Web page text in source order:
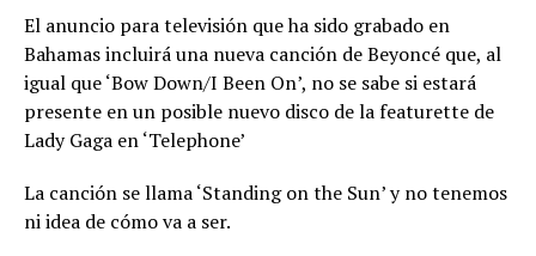
El anuncio para televisión que ha sido grabado en
Bahamas incluirá una nueva canción de Beyoncé que, al
igual que ‘Bow Down/I Been On’, no se sabe si estará
presente en un posible nuevo disco de la featurette de
Lady Gaga en ‘Telephone’
La canción se llama ‘Standing on the Sun’ y no tenemos
ni idea de cómo va a ser.